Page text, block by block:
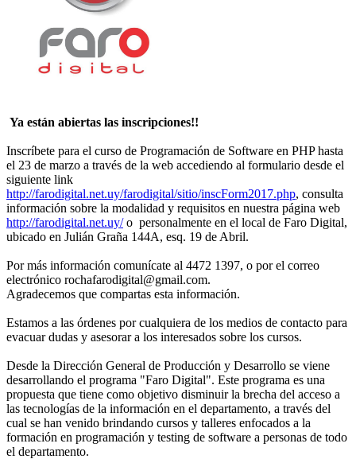
Ya están abiertas las inscripciones!!
Inscríbete para el curso de Programación de Software en PHP hasta
el 23 de marzo a través de la web accediendo al formulario desde el
siguiente link
http://farodigital.net.uy/farodigital/sitio/inscForm2017.php, consulta
información sobre la modalidad y requisitos en nuestra página web
http://farodigital.net.uy/o personalmente en el local de Faro Digital,
ubicado en Julián Graña 144A, esq. 19 de Abril.
Por más información comunícate al 4472 1397, o por el correo
electrónico rochafarodigital@gmail.com.
Agradecemos que compartas esta información.
Estamos a las órdenes por cualquiera de los medios de contacto para
evacuar dudas y asesorar a los interesados sobre los cursos.
Desde la Dirección General de Producción y Desarrollo se viene
desarrollando el programa "Faro Digital". Este programa es una
propuesta que tiene como objetivo disminuir la brecha del acceso a
las tecnologías de la información en el departamento, a través del
cual se han venido brindando cursos y talleres enfocados a la
formación en programación y testing de software a personas de todo
el departamento.